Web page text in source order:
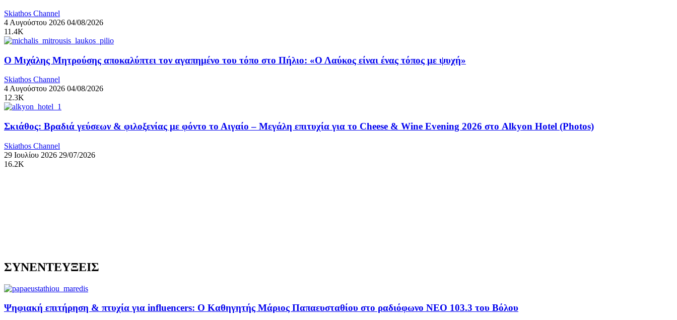
Skiathos Channel
4 Αυγούστου 2026 04/08/2026
11.4K
Ο Μιχάλης Μητρούσης αποκαλύπτει τον αγαπημένο του τόπο στο Πήλιο: «Ο Λαύκος είναι ένας τόπος με ψυχή»
Skiathos Channel
4 Αυγούστου 2026 04/08/2026
12.3K
Σκιάθος: Βραδιά γεύσεων & φιλοξενίας με φόντο το Αιγαίο – Μεγάλη επιτυχία για το Cheese & Wine Evening 2026 στο Alkyon Hotel (Photos)
Skiathos Channel
29 Ιουλίου 2026 29/07/2026
16.2K
ΣΥΝΕΝΤΕΥΞΕΙΣ
Ψηφιακή επιτήρηση & πτυχία για influencers: Ο Καθηγητής Μάριος Παπαευσταθίου στο ραδιόφωνο NEO 103.3 του Βόλου